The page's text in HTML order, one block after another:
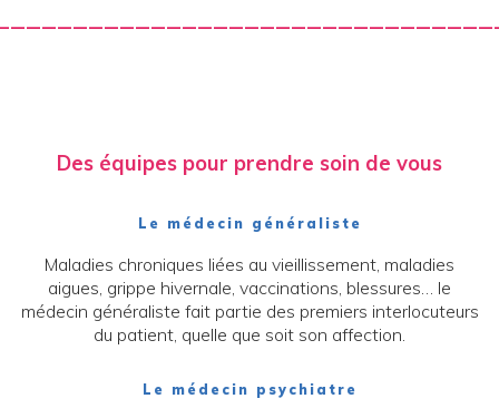
Des équipes pour prendre soin de vous
Le médecin généraliste
Maladies chroniques liées au vieillissement, maladies
aigues, grippe hivernale, vaccinations, blessures… le
médecin généraliste fait partie des premiers interlocuteurs
du patient, quelle que soit son affection.
Le médecin psychiatre